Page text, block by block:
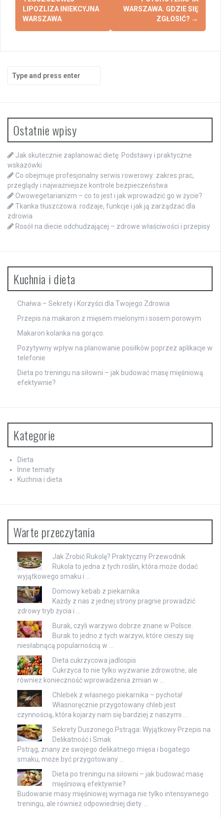
LIPOZLIZA INIEKCYJNA
WARSZAWA
WARSZAWA. GDZIE SIĘ
ZGŁOSIĆ? →
Search
for:
Ostatnie wpisy
Jak skutecznie zaplanować dietę: Podstawy i praktyczne
wskazówki
Co obejmuje profesjonalny serwis rowerowy: zakres prac,
przeglądy i najważniejsze kontrole bezpieczeństwa
Owowegetarianizm – co to jest i jak wprowadzić go w życie?
Tkanka tłuszczowa: rodzaje, funkcje i jak ją zarządzać dla
zdrowia
Rosół na diecie odchudzającej – zdrowe właściwości i przepisy
Kuchnia i dieta
Chałwa – Sekrety i Korzyści dla Twojego Zdrowia
Przepis na makaron z mięsem mielonym i sosem porowym
Makaron kolanka na gorąco.
Pozytywny wpływ na planowanie posiłków poprzez aplikacje w
telefonie
Dieta po treningu na siłowni – jak budować masę mięśniową
efektywnie?
Kategorie
Dieta
Inne tematy
Kuchnia i dieta
Warte przeczytania
Jak Zrobić Rukolę? Praktyczny Przewodnik
Rukola to jedna z tych roślin, która może dodać
wyjątkowego smaku i …
Domowy kebab z piekarnika
Każdy z nas z jednej strony pragnie prowadzić
zdrowy tryb życia i …
Burak, czyli warzywo dobrze znane w Polsce.
Burak to jedno z tych warzyw, które cieszy się
niesłabnącą popularnością w …
Dieta cukrzycowa jadlospis
Cukrzyca to nie tylko wyzwanie zdrowotne, ale
również konieczność wprowadzenia zmian w …
Chlebek z własnego piekarnika – pychota!
Własnoręcznie przygotowany chleb jest
czynnością, która kojarzy nam się bardziej z naszymi …
Sekrety Duszonego Pstrąga: Wyjątkowy Przepis na
Delikatność i Smak
Pstrąg, znany ze swojego delikatnego mięsa i bogatego
smaku, może być przygotowany …
Dieta po treningu na siłowni – jak budować masę
mięśniową efektywnie?
Budowanie masy mięśniowej wymaga nie tylko intensywnego
treningu, ale również odpowiedniej diety. …